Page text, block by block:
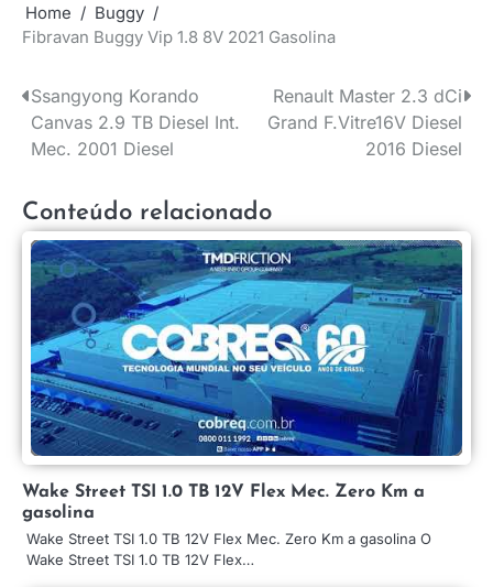
Home
Buggy
Fibravan Buggy Vip 1.8 8V 2021 Gasolina
Navegação
de
Ssangyong Korando
Canvas 2.9 TB Diesel Int.
Mec. 2001 Diesel
Renault Master 2.3 dCi
Grand F.Vitre16V Diesel
2016 Diesel
Conteúdo relacionado
Wake Street TSI 1.0 TB 12V Flex Mec. Zero Km a
gasolina
Wake Street TSI 1.0 TB 12V Flex Mec. Zero Km a gasolina O
Wake Street TSI 1.0 TB 12V Flex…